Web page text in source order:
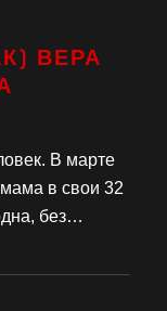
ВЕРА
В марте
в свои 32
без…